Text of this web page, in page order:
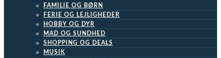
FAMILIE OG BØRN
FERIE OG LEJLIGHEDER
HOBBY OG DYR
MAD OG SUNDHED
SHOPPING OG DEALS
MUSIK